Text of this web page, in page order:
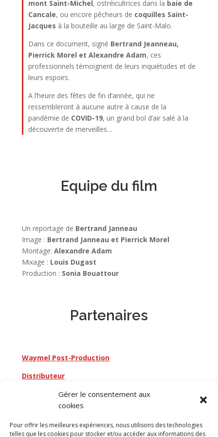
Gérer le consentement aux
cookies
Pour offrir les meilleures expériences, nous utilisons des technologies
telles que les cookies pour stocker et/ou accéder aux informations des
mont Saint-Michel, ostréicultrices dans la baie de
Cancale, ou encore pêcheurs de coquilles Saint-
Jacques à la bouteille au large de Saint-Malo.
Dans ce document, signé Bertrand Jeanneau,
Pierrick Morel et Alexandre Adam, ces
professionnels témoignent de leurs inquiétudes et de
leurs espoirs.
A l’heure des fêtes de fin d’année, qui ne
ressembleront à aucune autre à cause de la
pandémie de COVID-19, un grand bol d’air salé à la
découverte de merveilles…
Equipe du film
Un reportage de Bertrand Janneau
Image : Bertrand Janneau et Pierrick Morel
Montage: Alexandre Adam
Mixage : Louis Dugast
Production : Sonia Bouattour
Partenaires
Waymel Post-Production
Distributeur
Retourner au catalogue